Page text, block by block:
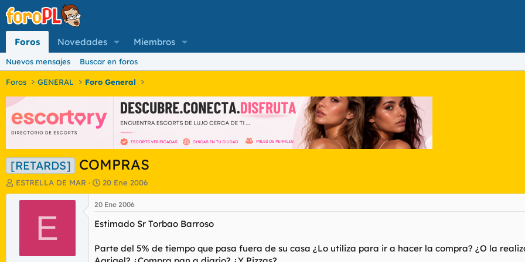
Foros Novedades Miembros
Nuevos mensajes Buscar en foros
Foros GENERAL Foro General
[RETARDS] COMPRAS
I
n
o
ESTRELLA DE MAR
F
e
c
h
a
e
20 Ene 2006
E
20 Ene 2006
Estimado Sr Torbao Barroso
Parte del 5% de tiempo que pasa fuera de su casa ¿Lo utiliza para ir a hacer la compra? ¿O la